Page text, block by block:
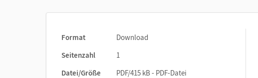
Format
Download
Seitenzahl
1
Datei/Größe
PDF/415 kB - PDF-Datei